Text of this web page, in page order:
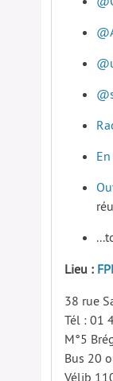
Lieu :
38 rue
Tél : 01
M°5
Bus 20
Vélib